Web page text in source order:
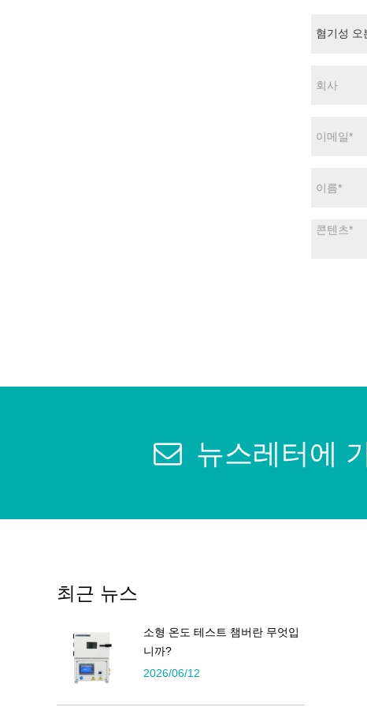
뉴스레터에
최근 뉴스
소형 온도 테스트 챔버란 무엇입
니까?
2026/06/12